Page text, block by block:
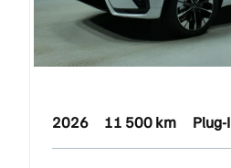
2026 11 500 km Plug-